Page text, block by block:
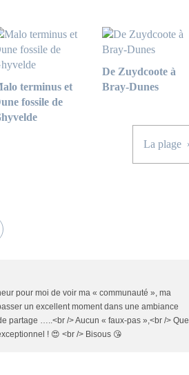
terminus et
fossile de
De Zuydcoote à
Bray-Dunes
La plage
pour moi de voir ma « communauté », ma
un excellent moment dans une ambiance
partage …..<br /> Aucun « faux-pas »,<br /> Que
! 😍 <br /> Bisous 😘